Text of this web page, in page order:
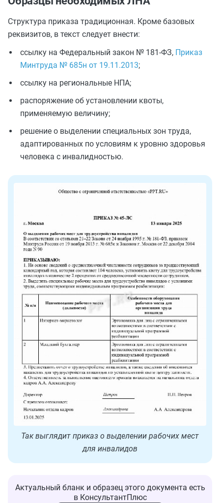
Структура приказа традиционная. Кроме базовых
реквизитов, в текст следует внести:
ссылку на Федеральный закон № 181-ФЗ, Приказ
Минтруда № 685н от 19.11.2013;
ссылку на региональные НПА;
распоряжение об установлении квоты,
применяемую величину;
решение о выделении специальных зон труда,
адаптированных по условиям к уровню здоровья
человека с инвалидностью.
Так выглядит приказ о выделении рабочих мест
для инвалидов
Актуальный бланк и образец этого документа есть
в КонсультантПлюс